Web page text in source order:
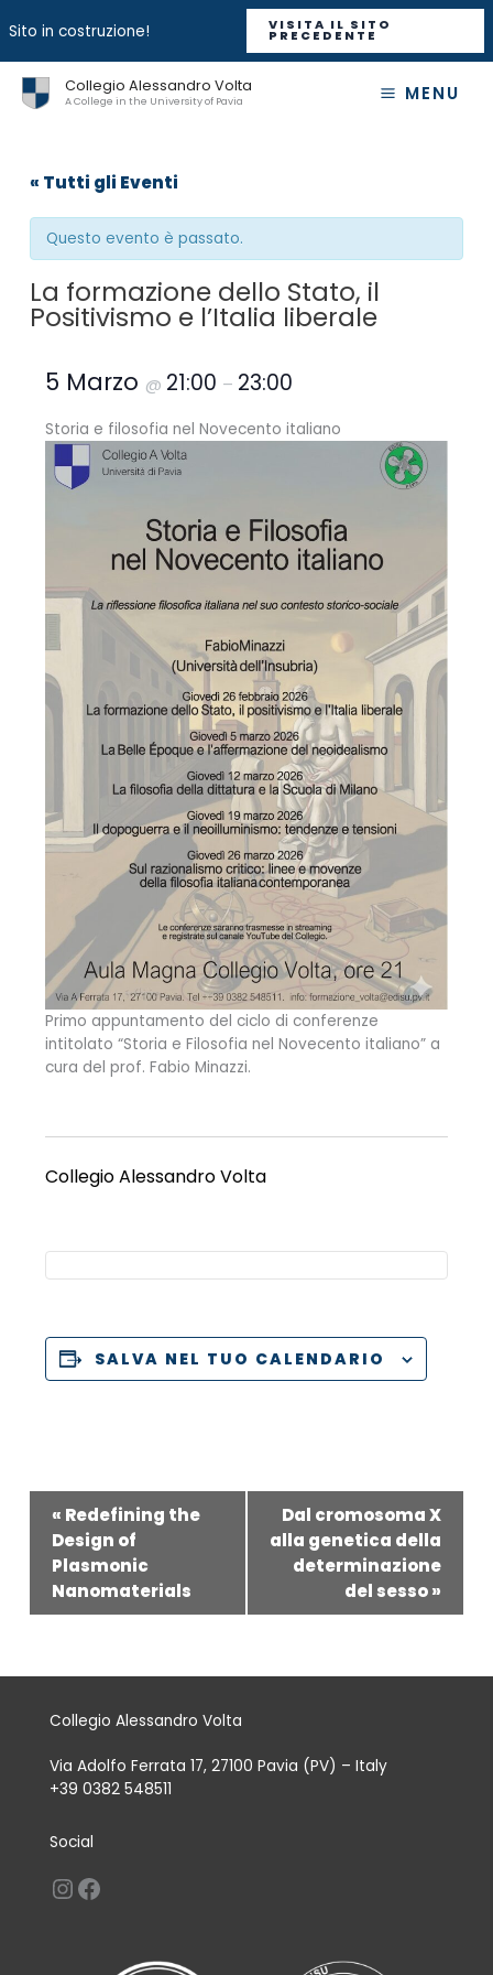
Sito in costruzione! VISITA IL SITO
PRECEDENTE
Collegio Alessandro Volta
A College in the University of Pavia MENU
« Tutti gli Eventi
Questo evento è passato.
La formazione dello Stato, il
Positivismo e l’Italia liberale
5 Marzo @ 21:00 – 23:00
Storia e filosofia nel Novecento italiano
Primo appuntamento del ciclo di conferenze
intitolato “Storia e Filosofia nel Novecento italiano” a
cura del prof. Fabio Minazzi.
Collegio Alessandro Volta
SALVA NEL TUO CALENDARIO
Navigazione
« Redefining the
Design of
Plasmonic
Nanomaterials
Dal cromosoma X
alla genetica della
determinazione
del sesso»
Collegio Alessandro Volta
Via Adolfo Ferrata 17, 27100 Pavia (PV) – Italy
+39 0382 548511
Social
Instagram
Facebook